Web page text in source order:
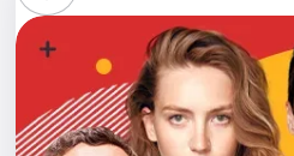
Стендап
Выставки
Квесты